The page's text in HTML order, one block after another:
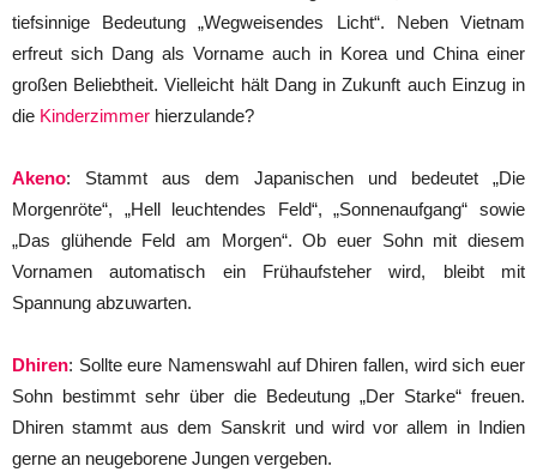
tiefsinnige Bedeutung „Wegweisendes Licht“. Neben Vietnam
erfreut sich Dang als Vorname auch in Korea und China einer
großen Beliebtheit. Vielleicht hält Dang in Zukunft auch Einzug in
die Kinderzimmer hierzulande?
Akeno: Stammt aus dem Japanischen und bedeutet „Die
Morgenröte“, „Hell leuchtendes Feld“, „Sonnenaufgang“ sowie
„Das glühende Feld am Morgen“. Ob euer Sohn mit diesem
Vornamen automatisch ein Frühaufsteher wird, bleibt mit
Spannung abzuwarten.
Dhiren: Sollte eure Namenswahl auf Dhiren fallen, wird sich euer
Sohn bestimmt sehr über die Bedeutung „Der Starke“ freuen.
Dhiren stammt aus dem Sanskrit und wird vor allem in Indien
gerne an neugeborene Jungen vergeben.